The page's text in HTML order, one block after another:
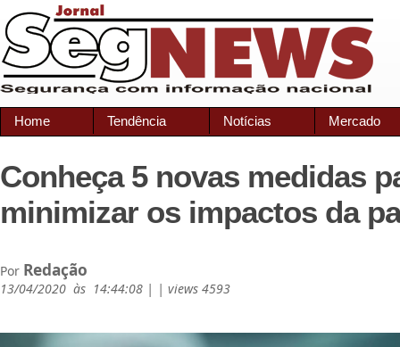
Home Tendência Notícias Mercado
Conheça 5 novas medidas
minimizar os impactos da
Por Redação
13/04/2020 às 14:44:08 | | views 4593